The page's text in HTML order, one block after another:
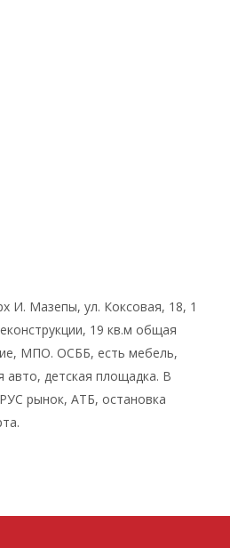
И. Мазепы, ул. Коксовая, 18, 1
19 кв.м общая
МПО. ОСББ, есть мебель,
авто, детская площадка. В
рынок, АТБ, остановка